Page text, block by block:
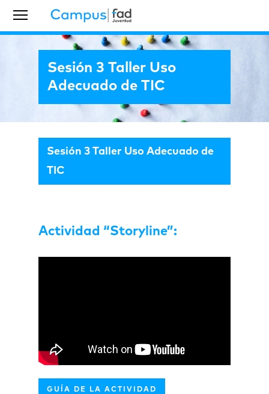
Sesión 3 Taller Uso
Adecuado de TIC
Sesión 3 Taller Uso Adecuado de
TIC
Actividad “Storyline”:
GUÍA DE LA ACTIVIDAD